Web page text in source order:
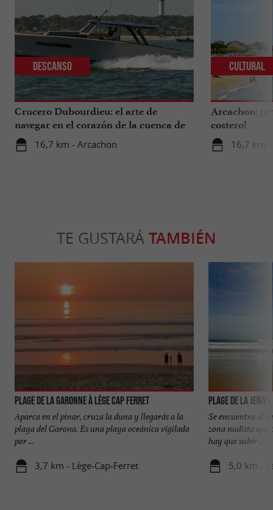
Crucero Dubourdieu: el arte de
navegar en el corazón de la cuenca de
Arcachon.
16,7 km - Arcachon
Descanso
Arcachon:
costero!
16,7 km
Cultural
TE GUSTARÁ TAMBIÉN
Plage de la Garonne à Lège Cap Ferret
Aparca en el pinar, cruza la duna y llegarás a la
playa del Garona. Es una playa oceánica vigilada
por ...
3,7 km - Lège-Cap-Ferret
Plage de la Jenny
Se encuentra al
zona nudista
hay que subir ...
5,0 km -